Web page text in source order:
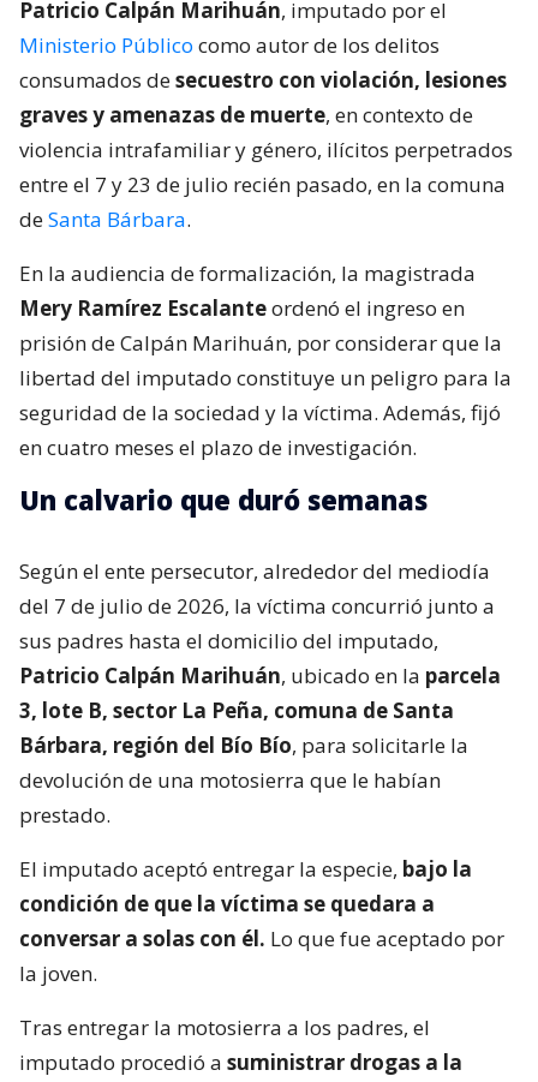
Patricio Calpán Marihuán, imputado por el
Ministerio Público como autor de los delitos
consumados desecuestro con violación, lesiones
graves y amenazas de muerte, en contexto de
violencia intrafamiliar y género, ilícitos perpetrados
entre el 7 y 23 de julio recién pasado, en la comuna
deSanta Bárbara.
En la audiencia de formalización, la magistrada
Mery Ramírez Escalanteordenó el ingreso en
prisión de Calpán Marihuán, por considerar que la
libertad del imputado constituye un peligro para la
seguridad de la sociedad y la víctima. Además, fijó
en cuatro meses el plazo de investigación.
Un calvario que duró semanas
Según el ente persecutor, alrededor del mediodía
del 7 de julio de 2026, la víctima concurrió junto a
sus padres hasta el domicilio del imputado,
Patricio Calpán Marihuán, ubicado en la parcela
3, lote B, sector La Peña, comuna de Santa
Bárbara, región del Bío Bío, para solicitarle la
devolución de una motosierra que le habían
prestado.
El imputado aceptó entregar la especie, bajo la
condición de que la víctima se quedara a
conversar a solas con él. Lo que fue aceptado por
la joven.
Tras entregar la motosierra a los padres, el
imputado procedió a suministrar drogas a la